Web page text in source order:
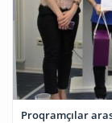
Proqramçılar